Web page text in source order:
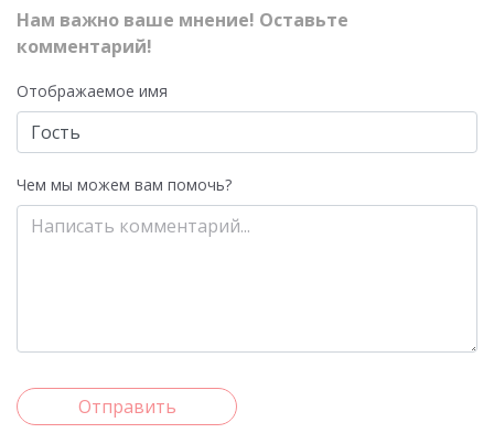
Нам важно ваше мнение! Оставьте
комментарий!
Отображаемое имя
Чем мы можем вам помочь?
Отправить